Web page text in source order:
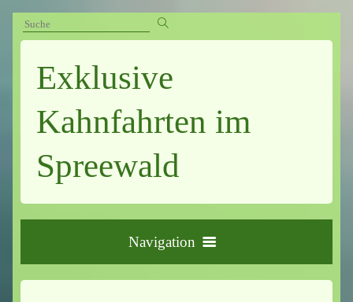
Exklusive
Kahnfahrten im
Spreewald
Navigation
Startseite